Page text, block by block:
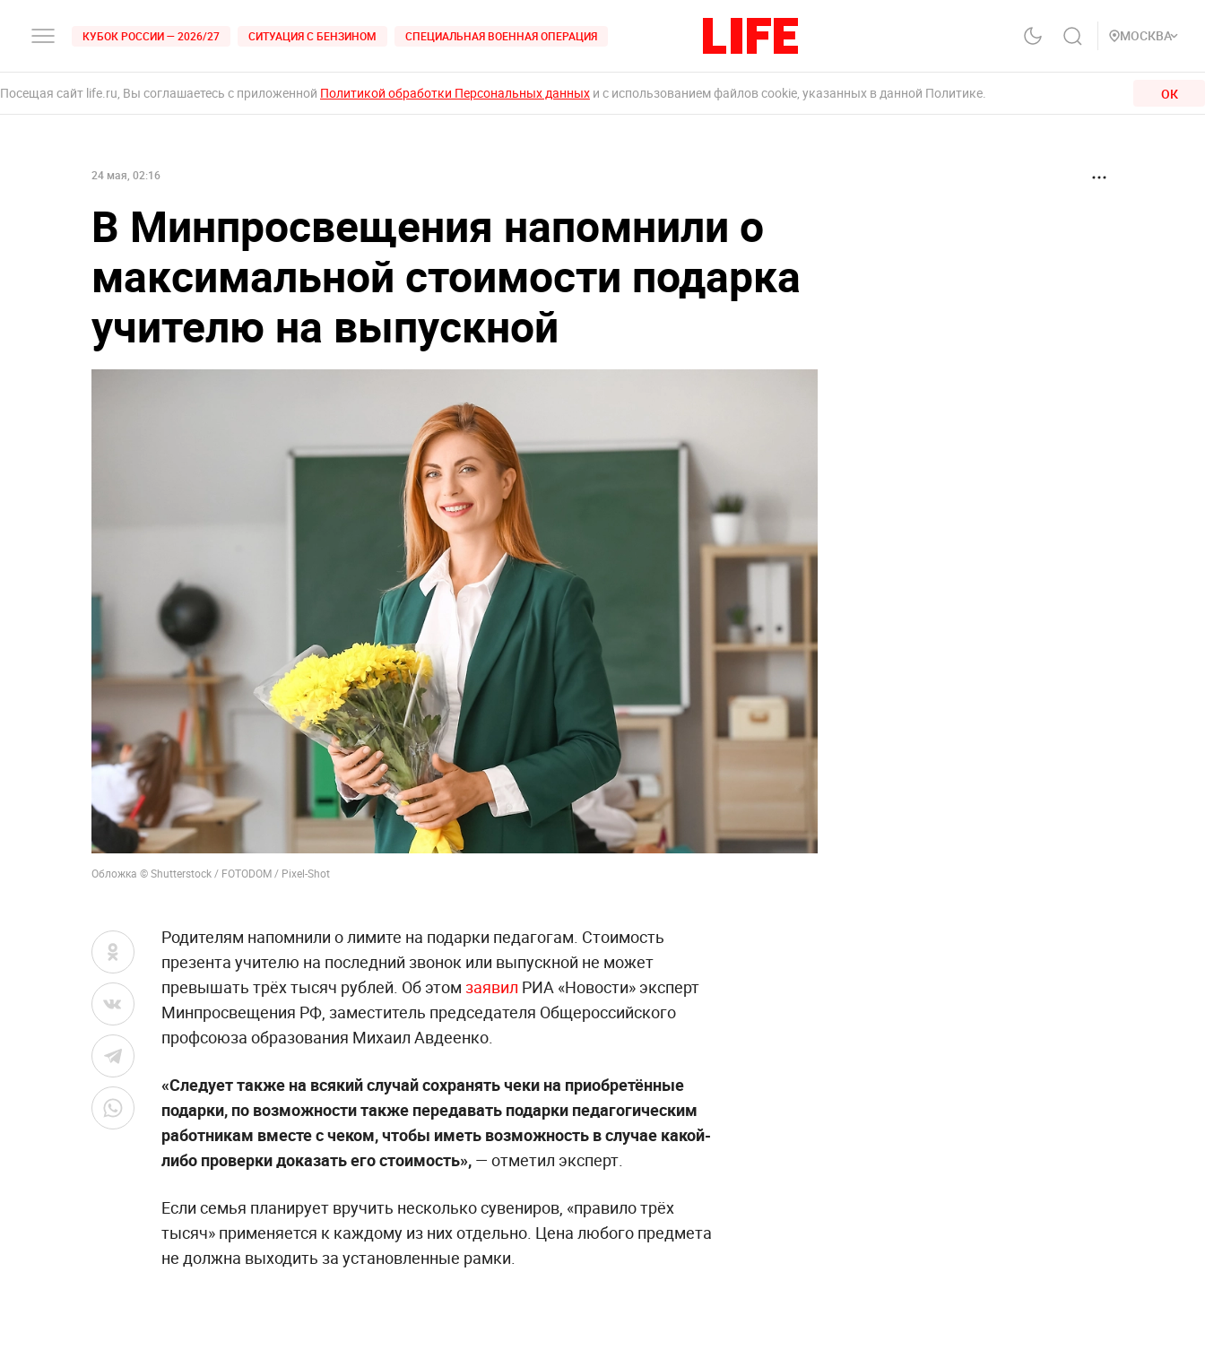
КУБОК РОССИИ — 2026/27 СИТУАЦИЯ С БЕНЗИНОМ СПЕЦИАЛЬНАЯ ВОЕННАЯ ОПЕРАЦИЯ МОСКВА
Посещая сайт life.ru, Вы соглашаетесь с приложенной Политикой обработки Персональных данных и с использованием файлов cookie, указанных в данной Политике. ОК
24 мая, 02:16
В Минпросвещения напомнили о
максимальной стоимости подарка
учителю на выпускной
Обложка © Shutterstock / FOTODOM / Pixel-Shot
Родителям напомнили о лимите на подарки педагогам. Стоимость
презента учителю на последний звонок или выпускной не может
превышать трёх тысяч рублей. Об этом заявил РИА «Новости» эксперт
Минпросвещения РФ, заместитель председателя Общероссийского
профсоюза образования Михаил Авдеенко.
«Следует также на всякий случай сохранять чеки на приобретённые
подарки, по возможности также передавать подарки педагогическим
работникам вместе с чеком, чтобы иметь возможность в случае какой-
либо проверки доказать его стоимость», — отметил эксперт.
Если семья планирует вручить несколько сувениров, «правило трёх
тысяч» применяется к каждому из них отдельно. Цена любого предмета
не должна выходить за установленные рамки.